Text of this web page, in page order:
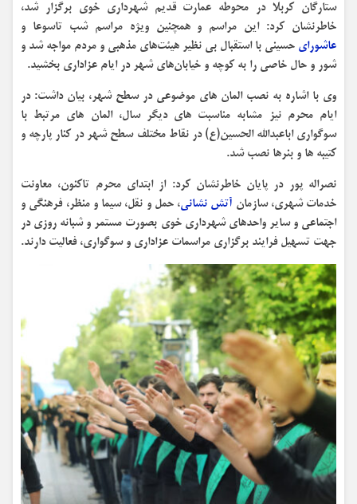
ستارگان کربلا در محوطه عمارت قدیم شهرداری خوی برگزار شد،
خاطرنشان کرد: این مراسم و همچنین ویژه مراسم شب تاسوعا و
عاشورای حسینی با استقبال بی نظیر هیئت‌های مذهبی و مردم مواجه شد و
شور و حال خاصی را به کوچه و خیابان‌های شهر در ایام عزاداری بخشید.
وی با اشاره به نصب المان های موضوعی در سطح شهر، بیان داشت: در
ایام محرم نیز مشابه مناسبت های دیگر سال، المان های مرتبط با
سوگواری اباعبدالله الحسین(ع) در نقاط مختلف سطح شهر در کنار پارچه و
کتیبه ها و بنرها نصب شد.
نصراله پور در پایان خاطرنشان کرد: از ابتدای محرم تاکنون، معاونت
خدمات شهری، سازمان آتش نشانی، حمل و نقل، سیما و منظر، فرهنگی و
اجتماعی و سایر واحدهای شهرداری خوی بصورت مستمر و شبانه روزی در
جهت تسهیل فرایند برگزاری مراسمات عزاداری و سوگواری، فعالیت دارند.